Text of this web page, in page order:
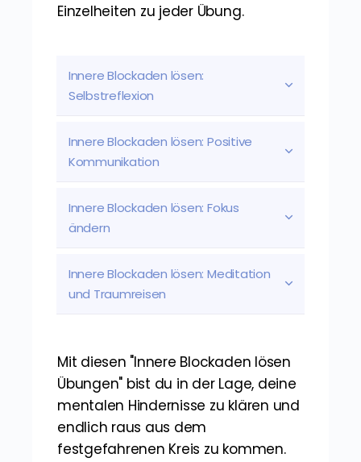
Einzelheiten zu jeder Übung.
Innere Blockaden lösen:
Selbstreflexion
Innere Blockaden lösen: Positive
Kommunikation
Innere Blockaden lösen: Fokus
ändern
Innere Blockaden lösen: Meditation
und Traumreisen
Mit diesen "Innere Blockaden lösen
Übungen" bist du in der Lage, deine
mentalen Hindernisse zu klären und
endlich raus aus dem
festgefahrenen Kreis zu kommen.